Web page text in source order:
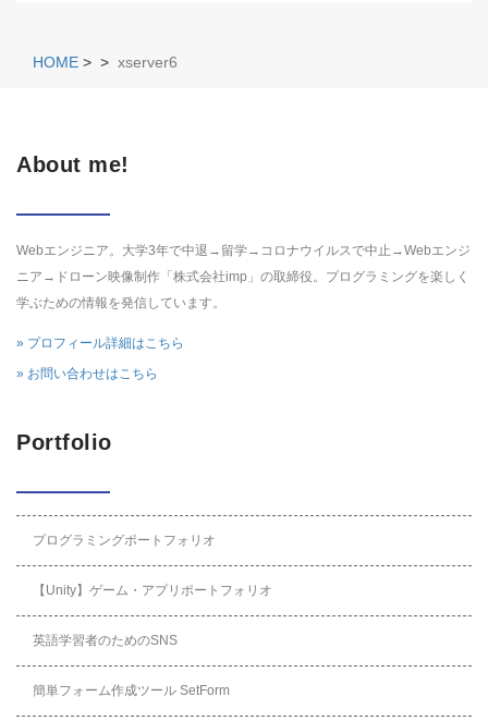
HOME > > xserver6
About me!
Webエンジニア。大学3年で中退→留学→コロナウイルスで中止→Webエンジ
ニア→ドローン映像制作「株式会社imp」の取締役。プログラミングを楽しく
学ぶための情報を発信しています。
» プロフィール詳細はこちら
» お問い合わせはこちら
Portfolio
プログラミングポートフォリオ
【Unity】ゲーム・アプリポートフォリオ
英語学習者のためのSNS
簡単フォーム作成ツール SetForm